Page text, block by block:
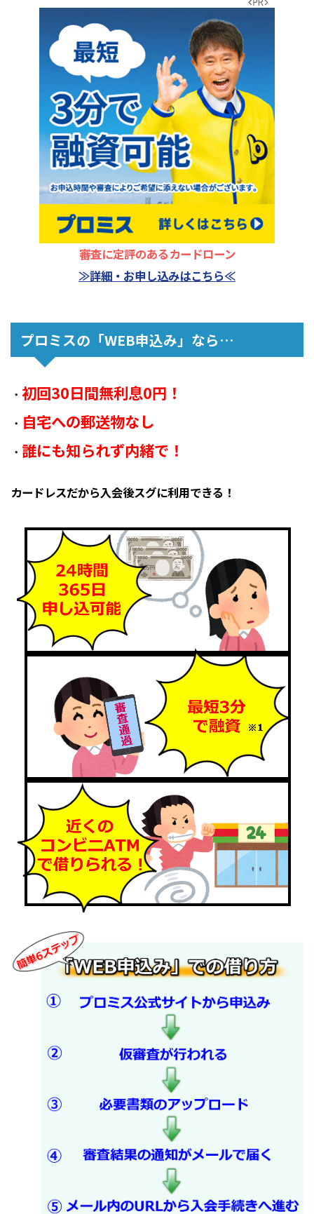
審査に定評のあるカードローン
≫詳細・お申し込みはこちら≪
プロミスの「WEB申込み」なら…
・ 初回30日間無利息0円！
・ 自宅への郵送物なし
・ 誰にも知られず内緒で！
カードレスだから入会後スグに利用できる！